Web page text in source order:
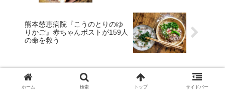
熊本慈恵病院『こうのとりのゆ
りかご』赤ちゃんポストが159人
の命を救う
ホーム 検索 トップ サイドバー